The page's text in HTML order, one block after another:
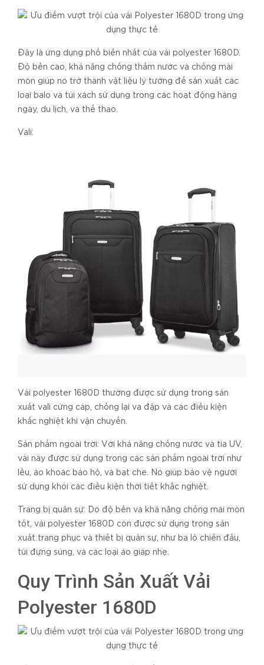
Đây là ứng dụng phổ biến nhất của vải polyester 1680D.
Độ bền cao, khả năng chống thấm nước và chống mài
mòn giúp nó trở thành vật liệu lý tưởng để sản xuất các
loại balo và túi xách sử dụng trong các hoạt động hàng
ngày, du lịch, và thể thao.
Vali:
Vải polyester 1680D thường được sử dụng trong sản
xuất vali cứng cáp, chống lại va đập và các điều kiện
khắc nghiệt khi vận chuyển.
Sản phẩm ngoài trời: Với khả năng chống nước và tia UV,
vải này được sử dụng trong các sản phẩm ngoài trời như
lều, áo khoác bảo hộ, và bạt che. Nó giúp bảo vệ người
sử dụng khỏi các điều kiện thời tiết khắc nghiệt.
Trang bị quân sự: Do độ bền và khả năng chống mài mòn
tốt, vải polyester 1680D còn được sử dụng trong sản
xuất trang phục và thiết bị quân sự, như ba lô chiến đấu,
túi đựng súng, và các loại áo giáp nhẹ.
Quy Trình Sản Xuất Vải
Polyester 1680D